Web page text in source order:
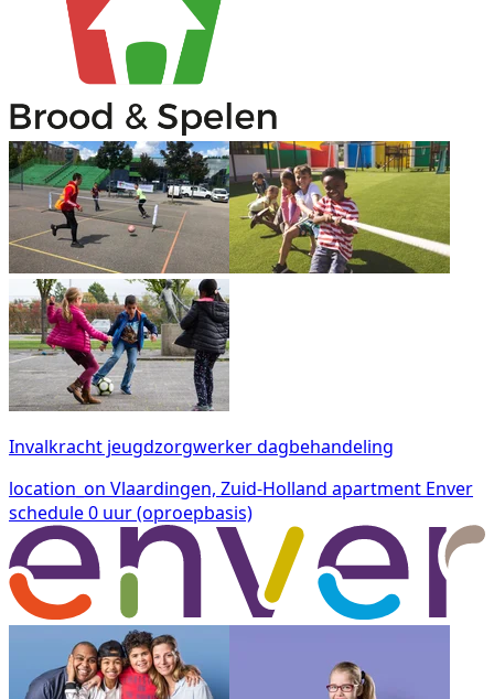
Invalkracht jeugdzorgwerker dagbehandeling
location_on Vlaardingen, Zuid-Holland apartment Enver
schedule0 uur (oproepbasis)